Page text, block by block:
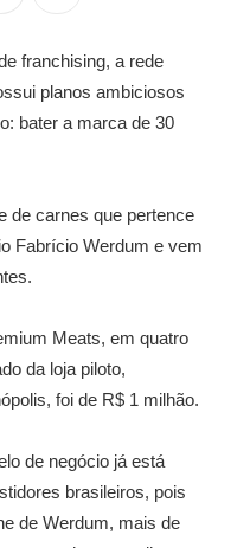
franchising, a rede
planos ambiciosos
bater a marca de 30
de carnes que pertence
Fabrício Werdum e vem
Meats, em quatro
da loja piloto,
foi de R$ 1 milhão.
de negócio já está
brasileiros, pois
de Werdum, mais de